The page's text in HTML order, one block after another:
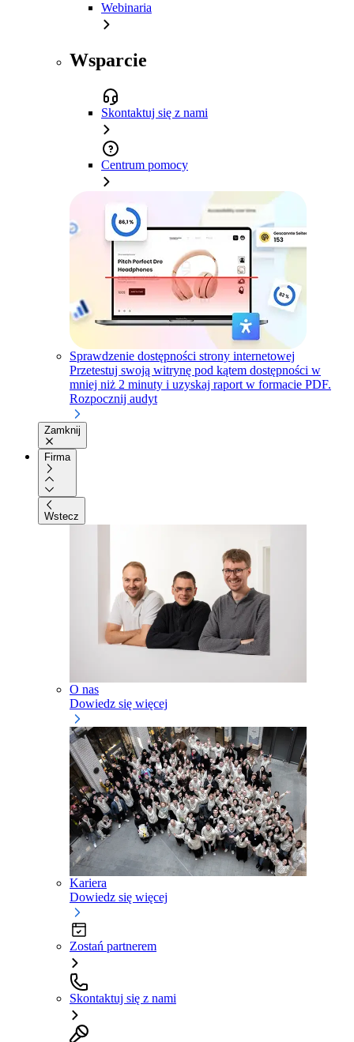
Webinaria
Wsparcie
Skontaktuj się z nami
Centrum pomocy
Sprawdzenie dostępności strony internetowej
Przetestuj swoją witrynę pod kątem dostępności w
mniej niż 2 minuty i uzyskaj raport w formacie PDF.
Rozpocznij audyt
Zamknij
Firma
Wstecz
O nas
Dowiedz się więcej
Kariera
Dowiedz się więcej
Zostań partnerem
Skontaktuj się z nami